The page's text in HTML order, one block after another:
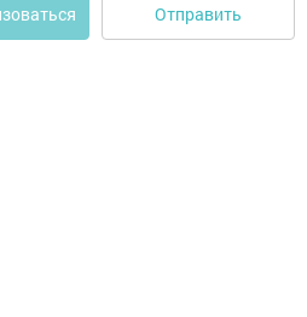
Отправить